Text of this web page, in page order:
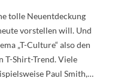
tolle Neuentdeckung
vorstellen will. Und
„T-Culture“ also den
T-Shirt-Trend. Viele
Paul Smith,…